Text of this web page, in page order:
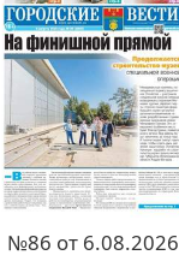
№86 от 6.08.2026